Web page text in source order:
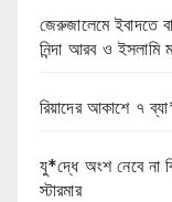
জেরুজালেমে ইবাদতে
নিন্দা আরব ও ইসলামি
রিয়াদের আকাশে ৭
যু*দ্ধে অংশ নেবে না
স্টারমার